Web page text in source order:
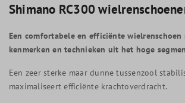
Shimano RC300
Een comfortabele en efficiënte wielrenschoen
kenmerken en technieken uit het hoge
Een zeer sterke maar dunne tussenzool
maximaliseert efficiënte krachtoverdracht.